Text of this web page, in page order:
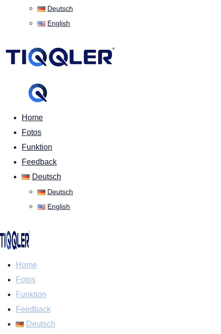
Deutsch
English
Home
Fotos
Funktion
Feedback
Deutsch
Deutsch
English
Home
Fotos
Funktion
Feedback
Deutsch